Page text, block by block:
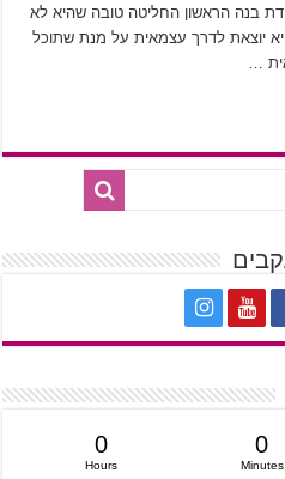
בנה הראשון החליטה טובה שהיא לא
יוצאת לדרך עצמאית על מנת שתוכל
…
0
Hours
0
Minutes